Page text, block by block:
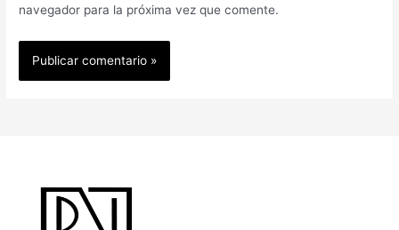
navegador para la próxima vez que comente.